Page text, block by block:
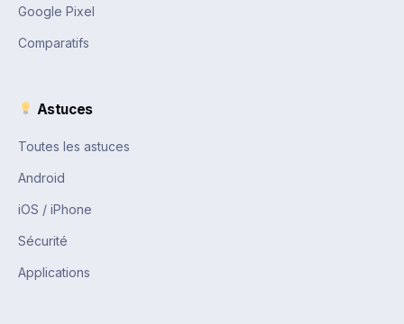
Google Pixel
Comparatifs
Astuces
Toutes les astuces
Android
iOS / iPhone
Sécurité
Applications